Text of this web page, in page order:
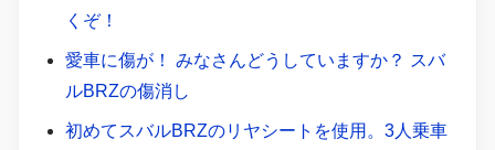
くぞ！
愛車に傷が！ みなさんどうしていますか？ スバ
ルBRZの傷消し
初めてスバルBRZのリヤシートを使用。3人乗車